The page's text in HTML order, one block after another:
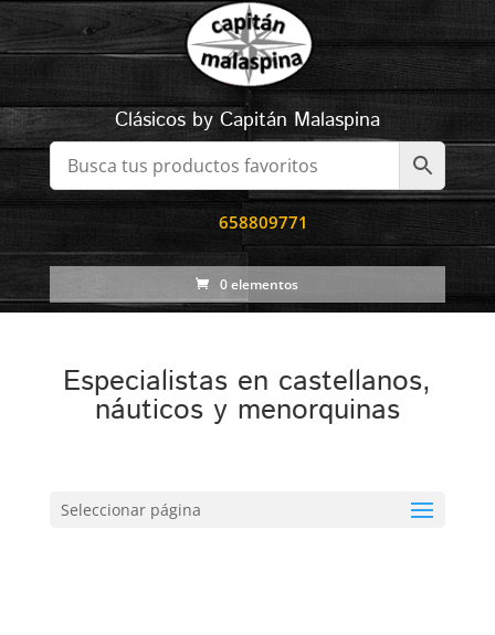
Clásicos by Capitán Malaspina
658809771
0 elementos
Especialistas en castellanos,
náuticos y menorquinas
Seleccionar página